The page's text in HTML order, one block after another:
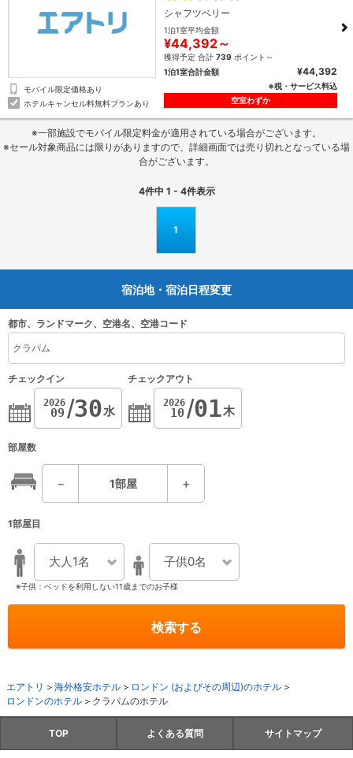
モバイル限定価格あり
ホテルキャンセル料無料プランあり
シャフツベリー
1泊1室平均金額
¥44,392～
獲得予定 合計 739 ポイント～
1泊1室合計金額
¥44,392
※税・サービス料込
空室わずか
※一部施設でモバイル限定料金が適用されている場合がございます。
※セール対象商品には限りがありますので、詳細画面では売り切れとなっている場
合がございます。
4件中 1 - 4件表示
1
宿泊地・宿泊日程変更
都市、ランドマーク、空港名、空港コード
チェックイン
2026
09 30水
チェックアウト
2026
10 01木
部屋数
－ 1部屋 ＋
1部屋目
大人1名 子供0名
※子供：ベッドを利用しない11歳までのお子様
検索する
エアトリ 海外格安ホテル
ロンドン (およびその周辺)のホテル
ロンドンのホテル
クラパムのホテル
TOP よくある質問 サイトマップ